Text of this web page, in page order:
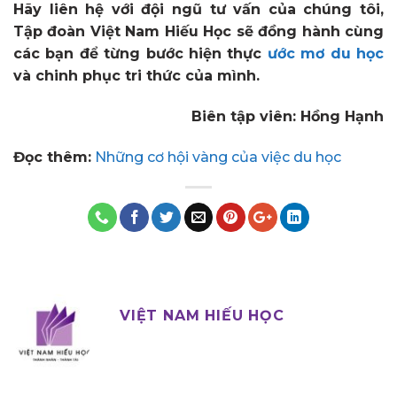
Hãy liên hệ với đội ngũ tư vấn của chúng tôi,
Tập đoàn Việt Nam Hiếu Học sẽ đồng hành cùng
các bạn để từng bước hiện thực ước mơ du học
và chinh phục tri thức của mình.
Biên tập viên: Hồng Hạnh
Đọc thêm: Những cơ hội vàng của việc du học
VIỆT NAM HIẾU HỌC